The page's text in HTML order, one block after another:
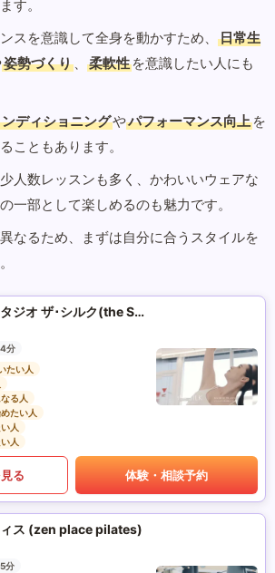
す。
スを意識して全身を動かすため、
日常生
姿勢づくり 、 柔軟性 を意識したい人にも
ディショニングやパフォーマンス向上 を
こともあります。
人数レッスンも多く、かわいいウェアな
一部として楽しめるのも魅力です。
なるため、まずは自分に合うスタイルを
マシンピラティススタジオ ザ･シルク(the SILK)
分
たい人
る人
たい人
人
人
る 体験・相談予約
ス (zen place pilates)
分